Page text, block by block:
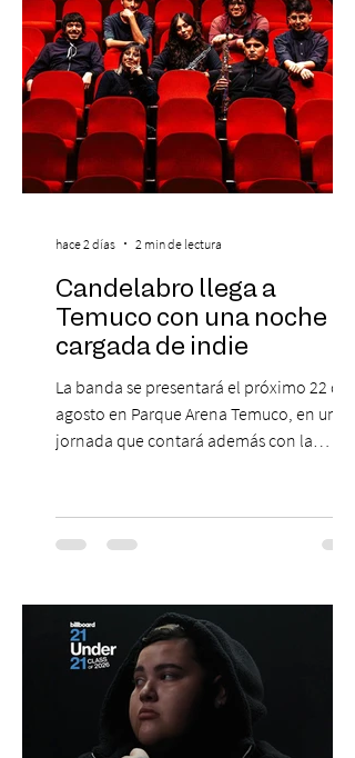
Candelabro llega a
Temuco con una noche
cargada de indie
La banda se presentará el próximo 22 de
agosto en Parque Arena Temuco, en una
jornada que contará además con la
agosto, el Parque Arena Temuco será
escenario de una noche dedicada al indie
banda que llegará a la capital de La
Araucanía para ofrecer un show cargado
de energía, guitarras y canciones que han
marcado su breve pero exitosa trayectoria.
hace 2 días 2 min de lectura